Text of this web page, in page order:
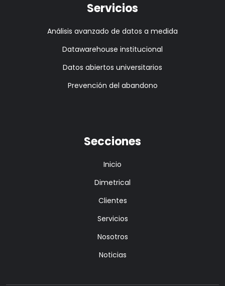
Servicios
Análisis avanzado de datos a medida
Datawarehouse institucional
Datos abiertos universitarios
Prevención del abandono
Secciones
Inicio
Dimetrical
Clientes
Servicios
Nosotros
Noticias